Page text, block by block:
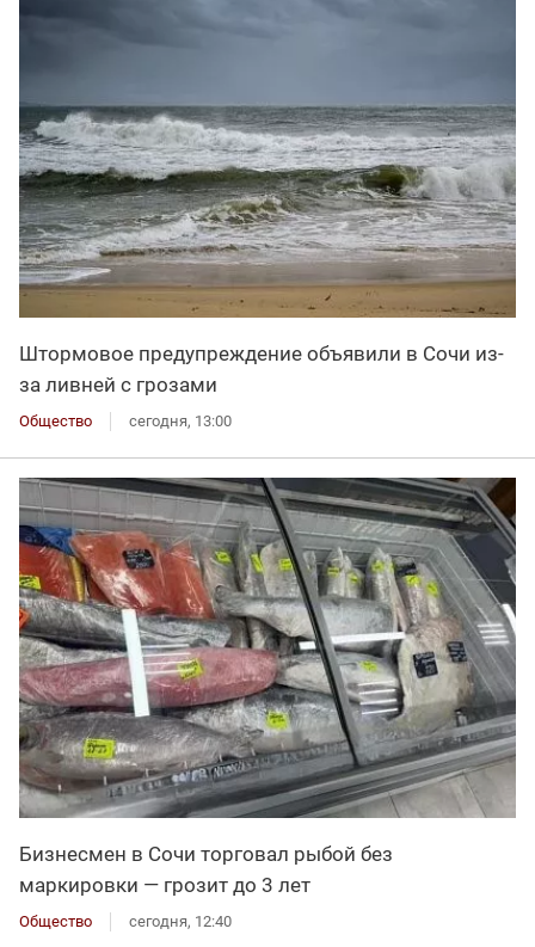
Штормовое предупреждение объявили в Сочи из-
за ливней с грозами
Общество сегодня, 13:00
Бизнесмен в Сочи торговал рыбой без
маркировки — грозит до 3 лет
Общество сегодня, 12:40